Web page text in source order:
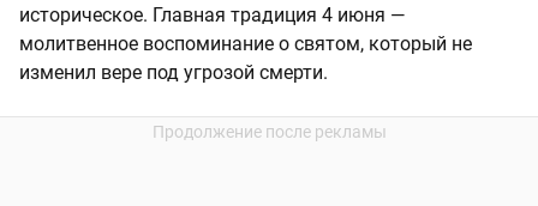
историческое. Главная традиция 4 июня —
молитвенное воспоминание о святом, который не
изменил вере под угрозой смерти.